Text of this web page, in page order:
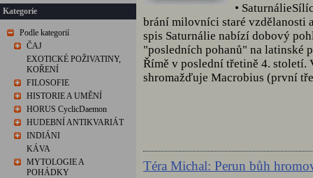
Kategorie
Podle kategorií
ČAJ
EXOTICKÉ POŽIVATINY,
KOŘENÍ
FILOSOFIE
HISTORIE A UMĚNÍ
HORUS CyclicDaemon
HUDEBNÍ ANTIKVARIÁT
INDIÁNI
KÁVA
MYTOLOGIE A
POHÁDKY
•
brání milovníci staré vzdělanosti
spis Saturnálie nabízí dobový
"posledních pohanů" na latinské
Římě v poslední třetině 4.
shromažďuje Macrobius (první
Téra Michal: Perun bůh